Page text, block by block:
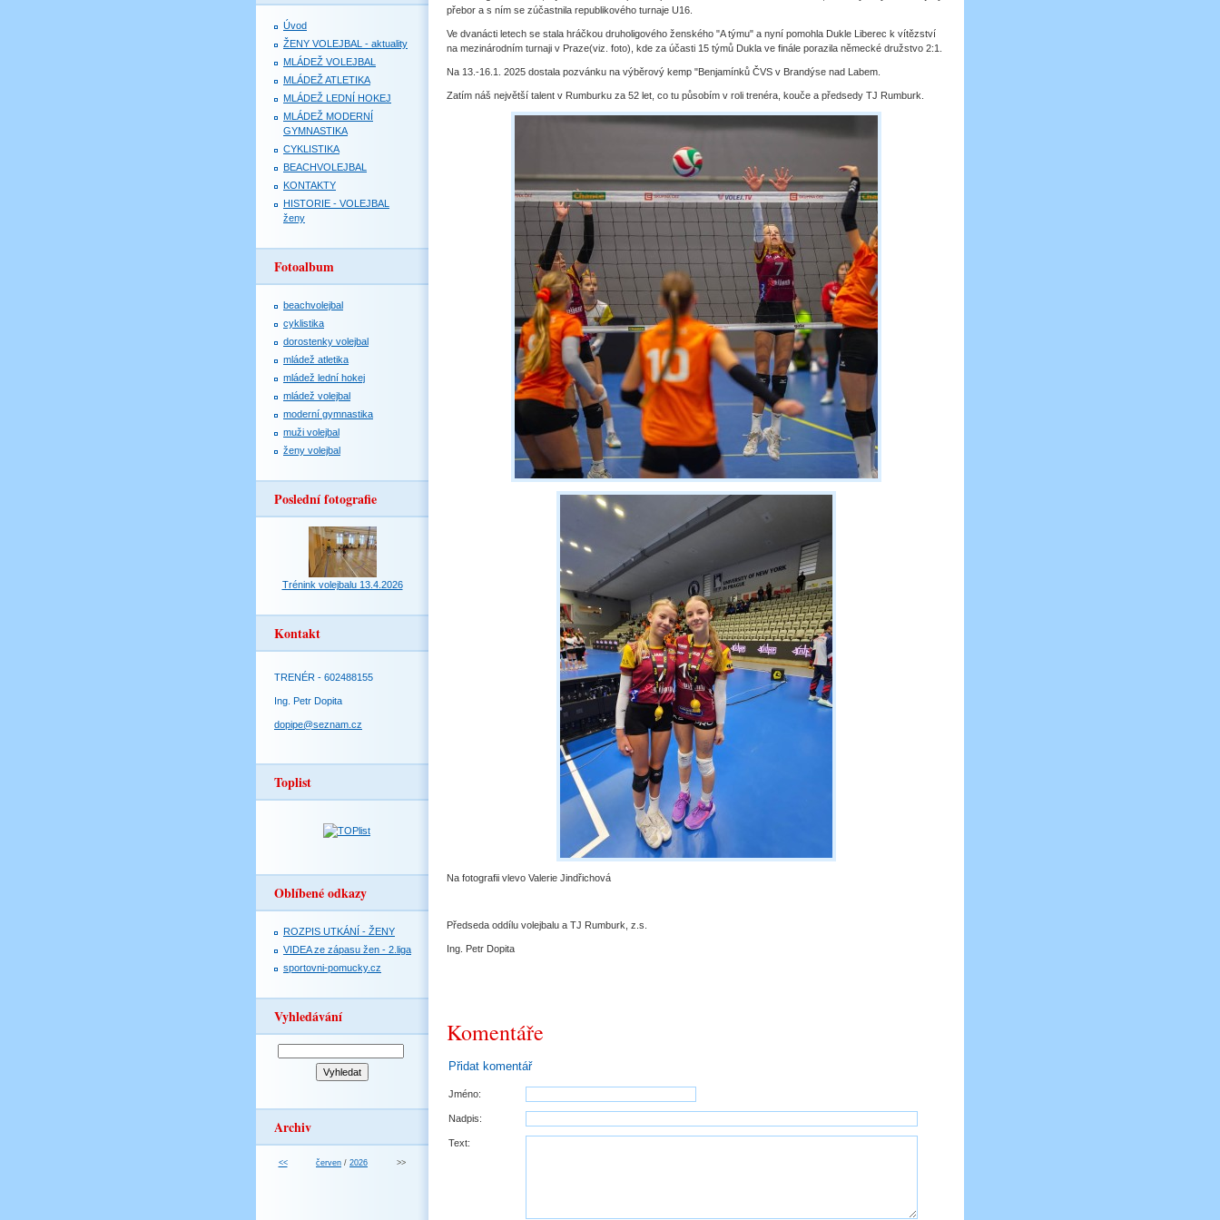
přebor a s ním se zúčastnila republikového turnaje U16.
Ve dvanácti letech se stala hráčkou druholigového ženského "A týmu" a nyní pomohla Dukle Liberec k vítězství
na mezinárodním turnaji v Praze(viz. foto), kde za účasti 15 týmů Dukla ve finále porazila německé družstvo 2:1.
Na 13.-16.1. 2025 dostala pozvánku na výběrový kemp "Benjamínků ČVS v Brandýse nad Labem.
Zatím náš největší talent v Rumburku za 52 let, co tu působím v roli trenéra, kouče a předsedy TJ Rumburk.
Na fotografii vlevo Valerie Jindřichová
Předseda oddílu volejbalu a TJ Rumburk, z.s.
Ing. Petr Dopita
Komentáře
Přidat komentář
Jméno:
Nadpis:
Text:
Úvod
ŽENY VOLEJBAL - aktuality
MLÁDEŽ VOLEJBAL
MLÁDEŽ ATLETIKA
MLÁDEŽ LEDNÍ HOKEJ
MLÁDEŽ MODERNÍ
GYMNASTIKA
CYKLISTIKA
BEACHVOLEJBAL
KONTAKTY
HISTORIE - VOLEJBAL
ženy
Fotoalbum
beachvolejbal
cyklistika
dorostenky volejbal
mládež atletika
mládež lední hokej
mládež volejbal
moderní gymnastika
muži volejbal
ženy volejbal
Poslední fotografie
Trénink volejbalu 13.4.2026
Kontakt
TRENÉR - 602488155
Ing. Petr Dopita
dopipe@seznam.cz
Toplist
Oblíbené odkazy
ROZPIS UTKÁNÍ - ŽENY
VIDEA ze zápasu žen - 2.liga
sportovni-pomucky.cz
Vyhledávání
Archiv
<< červen / 2026 >>